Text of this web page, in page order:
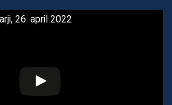
26. april 2022